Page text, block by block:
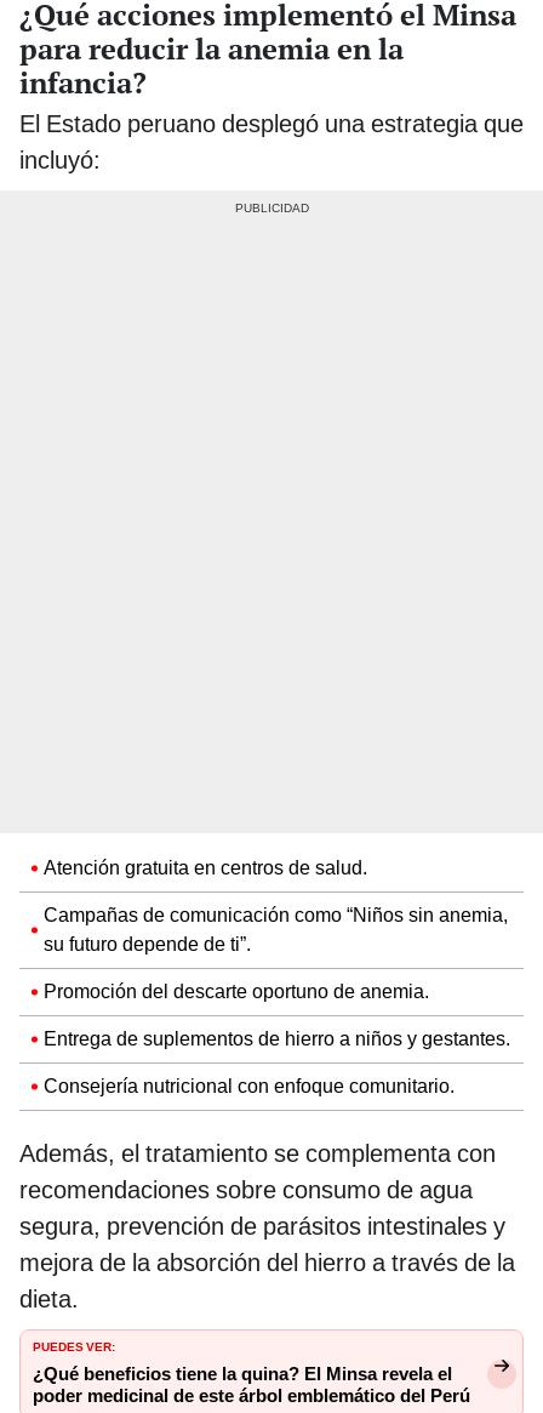
¿Qué acciones implementó el Minsa
para reducir la anemia en la
infancia?
El Estado peruano desplegó una estrategia que
incluyó:
Atención gratuita en centros de salud.
Campañas de comunicación como “Niños sin anemia,
su futuro depende de ti”.
Promoción del descarte oportuno de anemia.
Entrega de suplementos de hierro a niños y gestantes.
Consejería nutricional con enfoque comunitario.
Además, el tratamiento se complementa con
recomendaciones sobre consumo de agua
segura, prevención de parásitos intestinales y
mejora de la absorción del hierro a través de la
dieta.
PUEDES VER:
¿Qué beneficios tiene la quina? El Minsa revela el
poder medicinal de este árbol emblemático del Perú